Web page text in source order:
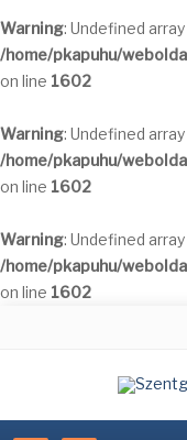
Warning: Undefined
/home/pkapuhu/
on line 1602
Warning: Undefined
/home/pkapuhu/
on line 1602
Warning: Undefined
/home/pkapuhu/
on line 1602